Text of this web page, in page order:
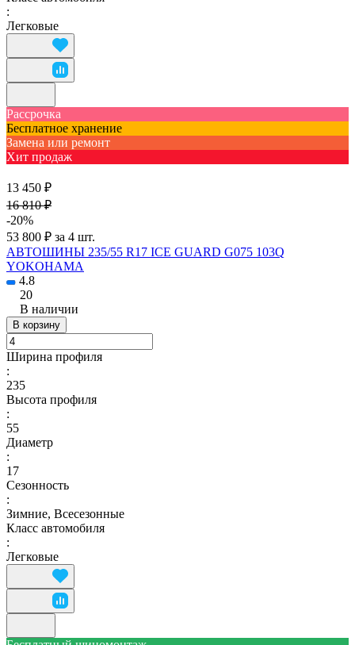
:
Легковые
Рассрочка
Бесплатное хранение
Замена или ремонт
Хит продаж
13 450 ₽
16 810 ₽
-20%
53 800 ₽ за 4 шт.
АВТОШИНЫ 235/55 R17 ICE GUARD G075 103Q
YOKOHAMA
4.8
20
В наличии
В корзину
Ширина профиля
:
235
Высота профиля
:
55
Диаметр
:
17
Сезонность
:
Зимние, Всесезонные
Класс автомобиля
:
Легковые